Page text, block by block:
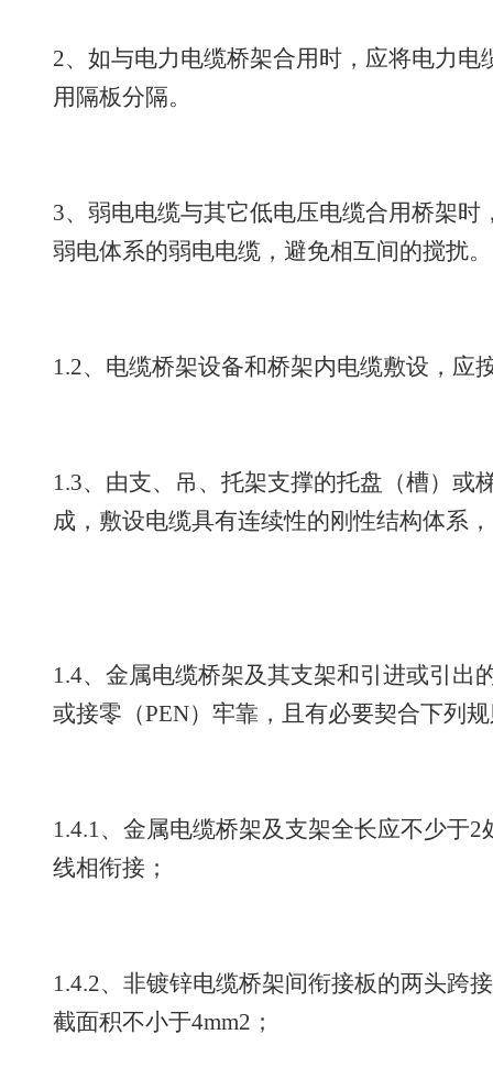
2、如与电力电缆桥架合用时，应将电力
用隔板分隔。
3、弱电电缆与其它低电压电缆合用桥架
弱电体系的弱电电缆，避免相互间的搅扰。
1.2、电缆桥架设备和桥架内电缆敷设，应
1.3、由支、吊、托架支撑的托盘（槽）或
成，敷设电缆具有连续性的刚性结构体系
1.4、金属电缆桥架及其支架和引进或引出
或接零（PEN）牢靠，且有必要契合下列
1.4.1、金属电缆桥架及支架全长应不少于
线相衔接；
1.4.2、非镀锌电缆桥架间衔接板的两头跨
截面积不小于4mm2；